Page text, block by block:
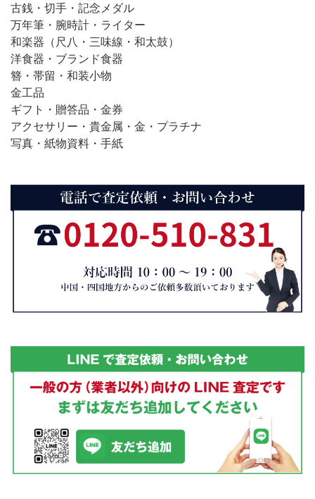
古銭・切手・記念メダル
万年筆・腕時計・ライター
和楽器（尺八・三味線・和太鼓）
洋食器・ブランド食器
簪・帯留・和装小物
金工品
ギフト・贈答品・金券
アクセサリー・貴金属・金・プラチナ
写真・紙物資料・手紙